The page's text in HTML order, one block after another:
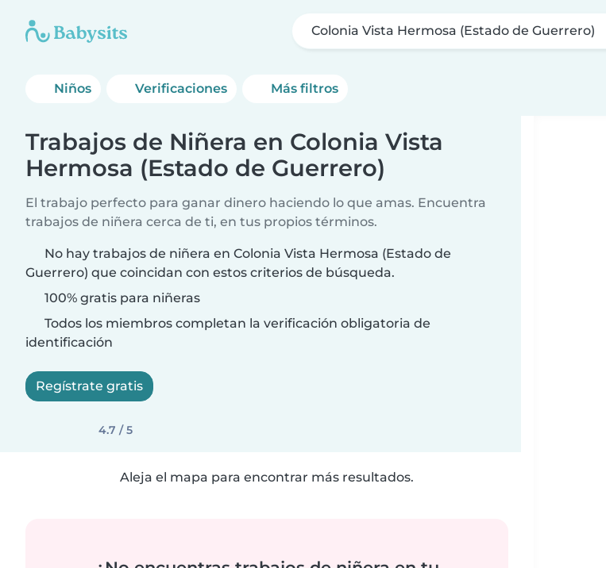
Colonia Vista Hermosa (Estado de Guerrero)
Niños Verificaciones Más filtros
Trabajos de Niñera en Colonia Vista
Hermosa (Estado de Guerrero)
El trabajo perfecto para ganar dinero haciendo lo que amas. Encuentra
trabajos de niñera cerca de ti, en tus propios términos.
No hay trabajos de niñera en Colonia Vista Hermosa (Estado de
Guerrero) que coincidan con estos criterios de búsqueda.
100% gratis para niñeras
Todos los miembros completan la verificación obligatoria de
identificación
Regístrate gratis
4.7 / 5
Aleja el mapa para encontrar más resultados.